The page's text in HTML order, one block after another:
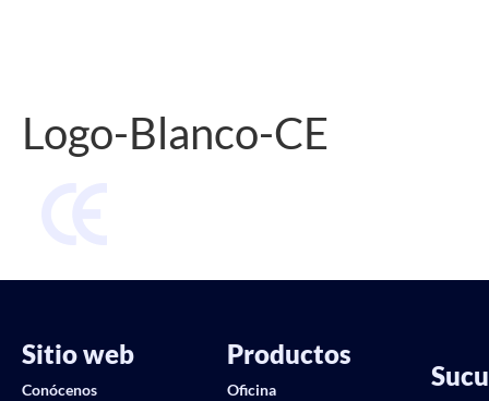
Logo-Blanco-CE
Sitio web
Conócenos
Productos
Oficina